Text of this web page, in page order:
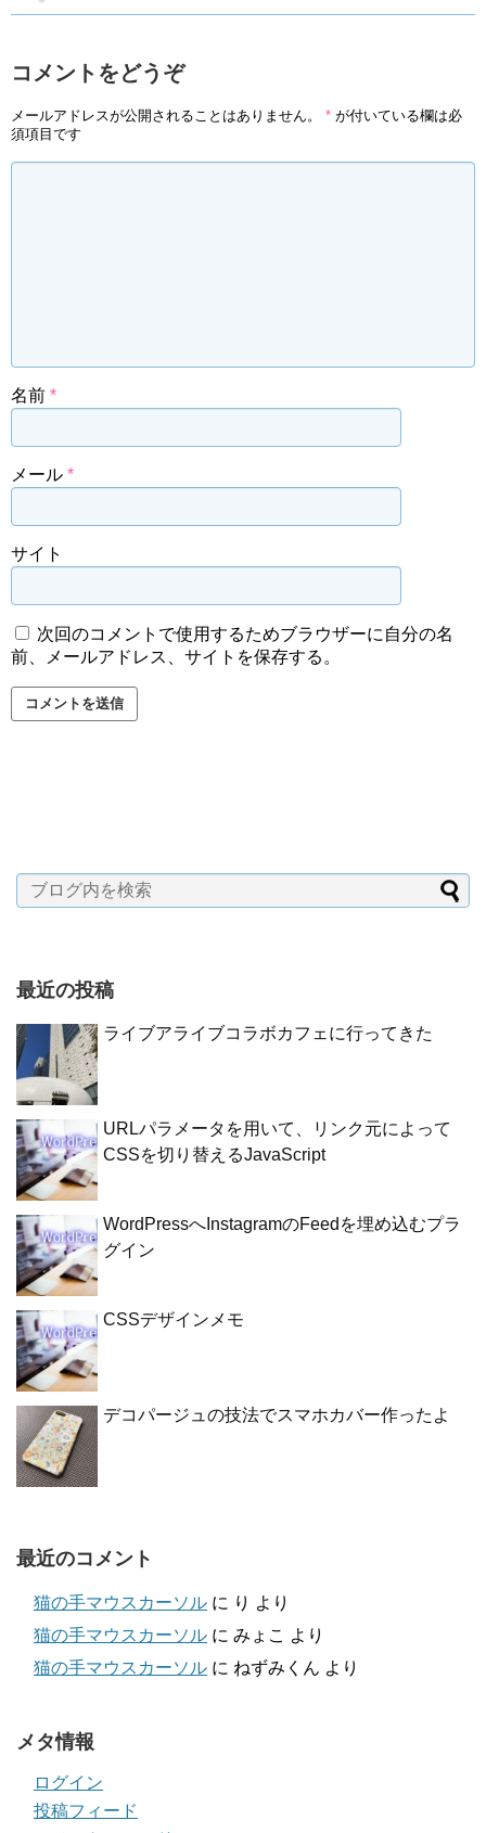
コメントをどうぞ
メールアドレスが公開されることはありません。 * が付いている欄は必
須項目です
名前 *
メール *
サイト
次回のコメントで使用するためブラウザーに自分の名
前、メールアドレス、サイトを保存する。
最近の投稿
ライブアライブコラボカフェに行ってきた
URLパラメータを用いて、リンク元によって
CSSを切り替えるJavaScript
WordPressへInstagramのFeedを埋め込むプラ
グイン
CSSデザインメモ
デコパージュの技法でスマホカバー作ったよ
最近のコメント
猫の手マウスカーソル に り より
猫の手マウスカーソル に みょこ より
猫の手マウスカーソル に ねずみくん より
メタ情報
ログイン
投稿フィード